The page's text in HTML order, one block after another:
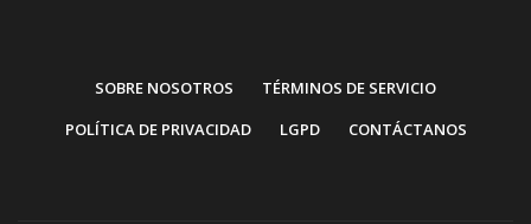
SOBRE NOSOTROS
TÉRMINOS DE SERVICIO
POLÍTICA DE PRIVACIDAD
LGPD CONTÁCTANOS